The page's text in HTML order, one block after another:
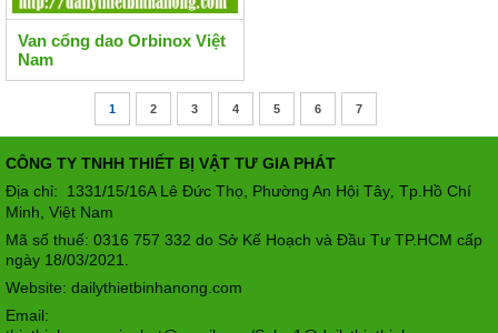
Van cổng dao Orbinox Việt
Nam
1 2 3 4 5 6 7
CÔNG TY TNHH THIẾT BỊ VẬT TƯ GIA PHÁT
Địa chỉ: 1331/15/16A Lê Đức Thọ, Phường An Hội Tây Tp.Hồ Chí
Minh, Việt Nam
Mã số thuế: 0316 757 332 do Sở Kế Hoạch và Đầu Tư TP.HCM cấp
ngày 18/03/2021.
Website: dailythietbinhanong.com
Email: